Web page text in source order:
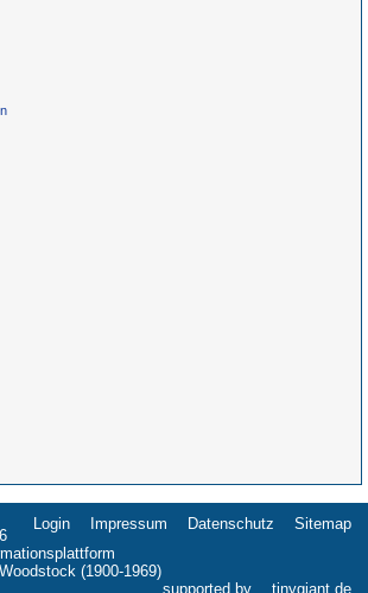
Navigation
überspringen
Login Impressum Datenschutz Sitemap
(1900-1969)
supported by
tinygiant.de